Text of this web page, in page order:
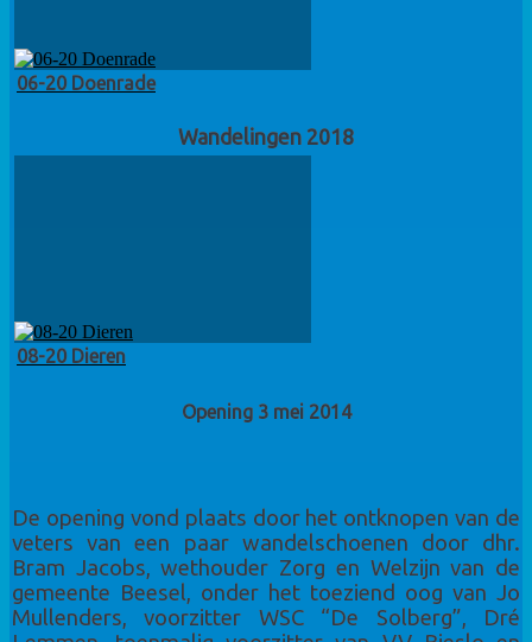
06-20 Doenrade
Wandelingen 2018
08-20 Dieren
Opening 3 mei 2014
De opening vond plaats door het ontknopen van de
veters van een paar wandelschoenen door dhr.
Bram Jacobs, wethouder Zorg en Welzijn van de
gemeente Beesel, onder het toeziend oog van Jo
Mullenders, voorzitter WSC “De Solberg”, Dré